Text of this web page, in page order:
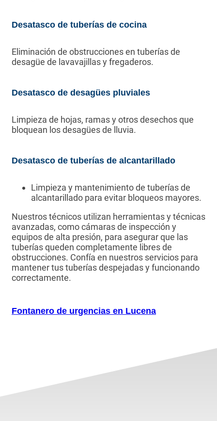
Desatasco de tuberías de cocina
Eliminación de obstrucciones en tuberías de
desagüe de lavavajillas y fregaderos.
Desatasco de desagües pluviales
Limpieza de hojas, ramas y otros desechos que
bloquean los desagües de lluvia.
Desatasco de tuberías de alcantarillado
Limpieza y mantenimiento de tuberías de
alcantarillado para evitar bloqueos mayores.
Nuestros técnicos utilizan herramientas y técnicas
avanzadas, como cámaras de inspección y
equipos de alta presión, para asegurar que las
tuberías queden completamente libres de
obstrucciones. Confía en nuestros servicios para
mantener tus tuberías despejadas y funcionando
correctamente.
Fontanero de urgencias en Lucena